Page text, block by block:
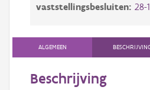
vaststellingsbesluiten: 28-
ALGEMEEN
Beschrijving